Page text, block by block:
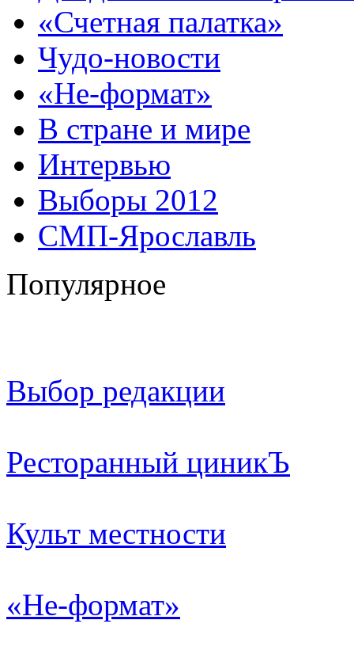
«Счетная палатка»
Чудо-новости
«Не-формат»
В стране и мире
Интервью
Выборы 2012
СМП-Ярославль
Популярное
Выбор редакции
Ресторанный циникЪ
Культ местности
«Не-формат»